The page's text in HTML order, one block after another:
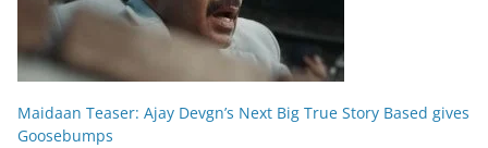
Maidaan Teaser: Ajay Devgn’s Next Big True Story Based gives
Goosebumps